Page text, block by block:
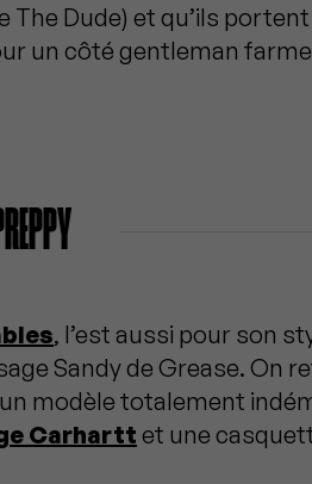
The Dude) et qu’ils
un côté gentleman
, l’est aussi pour son
Sandy de Grease. On
modèle totalement
Carharttet une